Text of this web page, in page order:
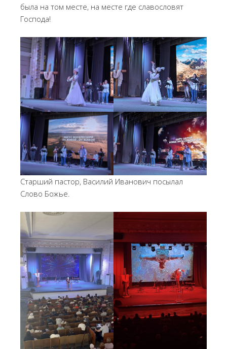
была на том месте, на месте где славословят
Господа!
Старший пастор, Василий Иванович посылал
Слово Божье.